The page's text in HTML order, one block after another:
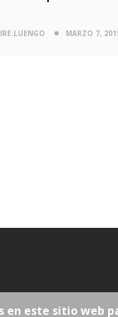
MARZO 7,
en este sitio web